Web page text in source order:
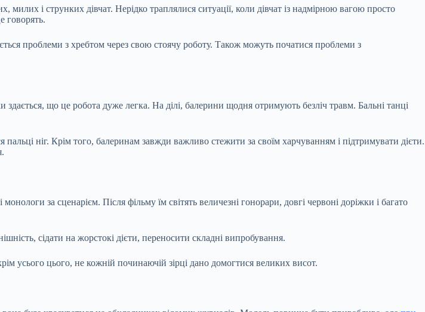
і струнких дівчат. Нерідко траплялися ситуації, коли дівчат із надмірною вагою просто
говорять.
проблеми з хребтом через свою стоячу роботу. Також можуть початися проблеми з
що це робота дуже легка. На ділі, балерини щодня отримують безліч травм. Бальні танці
ніг. Крім того, балеринам завжди важливо стежити за своїм харчуванням і підтримувати дієти.
за сценарієм. Після фільму їм світять величезні гонорари, довгі червоні доріжки і багато
сідати на жорстокі дієти, переносити складні випробування.
усього цього, не кожній починаючій зірці дано домогтися великих висот.